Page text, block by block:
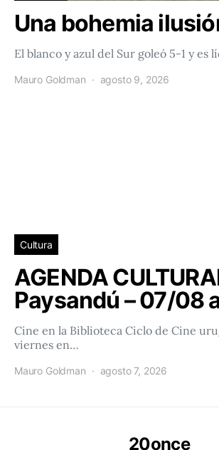
Una bohemia
El blanco y azul del Sur goleó 5-1 y es
Mauro Goldman agosto 9, 2026
Cultura
AGENDA
Paysandú – 07/08
Cine en la Biblioteca Ciclo de Cine
viernes en…
Mauro Goldman agosto 7, 2026
20once